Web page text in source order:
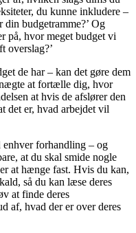
du kunne inkludere –
budgetramme?’ Og
på, hvor meget budget vi
overslag?’
de har – kan det gøre dem
at fortælle dig, hvor
at hvis de afslører den
det er, hvad arbejdet vil
enhver forhandling – og
at du skal smide nogle
at hænge fast. Hvis du kan,
så du kan læse deres
at finde deres
af, hvad der er over deres